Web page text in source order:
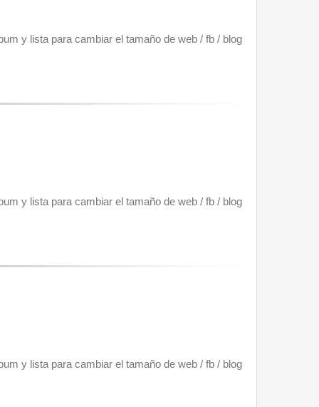
y lista para cambiar el tamaño de web / fb / blog
y lista para cambiar el tamaño de web / fb / blog
y lista para cambiar el tamaño de web / fb / blog